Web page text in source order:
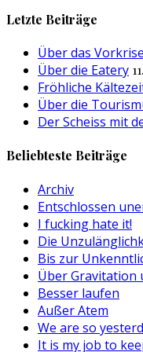
Letzte Beiträge
Über das
Über die Eatery
Fröhliche
Über die
Der Scheiss mit
Beliebteste Beiträge
Archiv
Entschlossen
I fucking hate it!
Die
Bis zur
Über Gravitation
Besser laufen
Außer Atem
We are so
It is my job to